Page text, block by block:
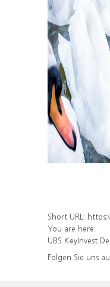
Short URL: https://
You are here:
UBS KeyInvest
Folgen Sie uns